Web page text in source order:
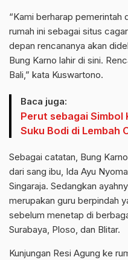
“Kami berharap pemerintah
rumah ini sebagai situs
depan rencananya akan
Bung Karno lahir di sini.
Bali,” kata Kuswartono.
Baca juga:
Perut sebagai Simbol
Suku Bodi di Lembah
Sebagai catatan, Bung
dari sang ibu, Ida Ayu
Singaraja. Sedangkan
merupakan guru berpindah
sebelum menetap di
Surabaya, Ploso, dan Blitar.
Kunjungan Resi Agung ke